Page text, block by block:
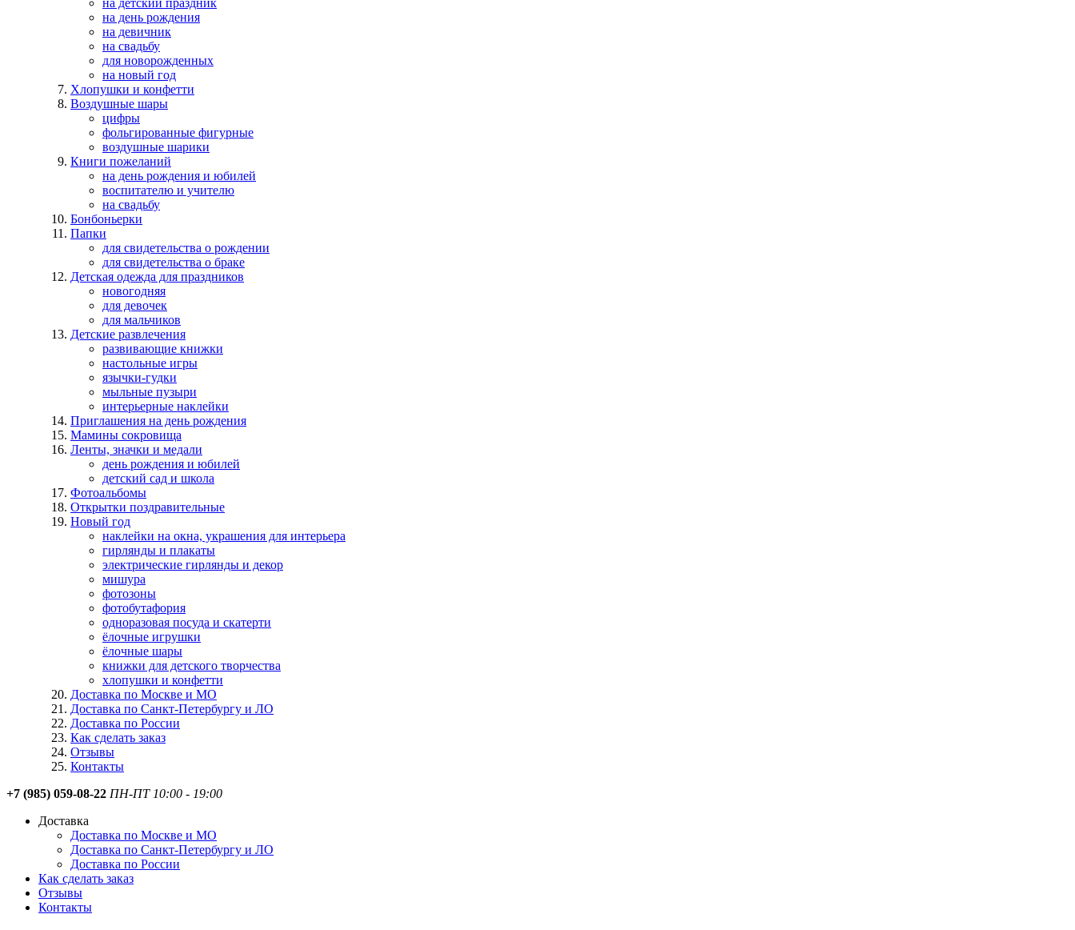
на детский праздник
на день рождения
на девичник
на свадьбу
для новорожденных
на новый год
Хлопушки и конфетти
Воздушные шары
цифры
фольгированные фигурные
воздушные шарики
Книги пожеланий
на день рождения и юбилей
воспитателю и учителю
на свадьбу
Бонбоньерки
Папки
для свидетельства о рождении
для свидетельства о браке
Детская одежда для праздников
новогодняя
для девочек
для мальчиков
Детские развлечения
развивающие книжки
настольные игры
язычки-гудки
мыльные пузыри
интерьерные наклейки
Приглашения на день рождения
Мамины сокровища
Ленты, значки и медали
день рождения и юбилей
детский сад и школа
Фотоальбомы
Открытки поздравительные
Новый год
наклейки на окна, украшения для интерьера
гирлянды и плакаты
электрические гирлянды и декор
мишура
фотозоны
фотобутафория
одноразовая посуда и скатерти
ёлочные игрушки
ёлочные шары
книжки для детского творчества
хлопушки и конфетти
Доставка по Москве и МО
Доставка по Санкт-Петербургу и ЛО
Доставка по России
Как сделать заказ
Отзывы
Контакты
+7 (985) 059-08-22 ПН-ПТ 10:00 - 19:00
Доставка
Доставка по Москве и МО
Доставка по Санкт-Петербургу и ЛО
Доставка по России
Как сделать заказ
Отзывы
Контакты